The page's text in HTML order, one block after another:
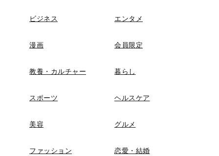
ビジネス エンタメ
漫画 会員限定
教養・カルチャー 暮らし
スポーツ ヘルスケア
美容 グルメ
ファッション 恋愛・結婚